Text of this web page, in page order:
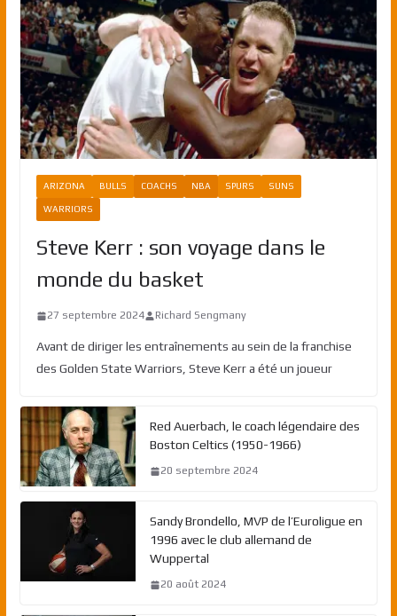
ARIZONA BULLS COACHS NBA SPURS SUNS
WARRIORS
Steve Kerr : son voyage dans le
monde du basket
27 septembre 2024 Richard Sengmany
Avant de diriger les entraînements au sein de la franchise
des Golden State Warriors, Steve Kerr a été un joueur
Red Auerbach, le coach légendaire des
Boston Celtics (1950-1966)
20 septembre 2024
Sandy Brondello, MVP de l’Euroligue en
1996 avec le club allemand de
Wuppertal
20 août 2024